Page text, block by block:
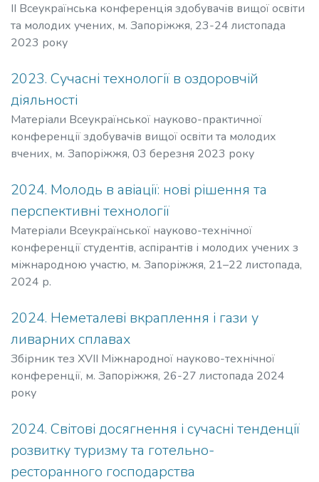
II Всеукраїнська конференція здобувачів вищої освіти
та молодих учених, м. Запоріжжя, 23-24 листопада
2023 року
2023. Сучасні технології в оздоровчій
діяльності
Матеріали Всеукраїнської науково-практичної
конференції здобувачів вищої освіти та молодих
вчених, м. Запоріжжя, 03 березня 2023 року
2024. Молодь в авіації: нові рішення та
перспективні технології
Матеріали Всеукраїнської науково-технічної
конференції студентів, аспірантів і молодих учених з
міжнародною участю, м. Запоріжжя, 21–22 листопада,
2024 р.
2024. Неметалеві вкраплення і гази у
ливарних сплавах
Збірник тез ХVІІ Міжнародної науково-технічної
конференції, м. Запоріжжя, 26-27 листопада 2024
року
2024. Світові досягнення і сучасні тенденції
розвитку туризму та готельно-
ресторанного господарства